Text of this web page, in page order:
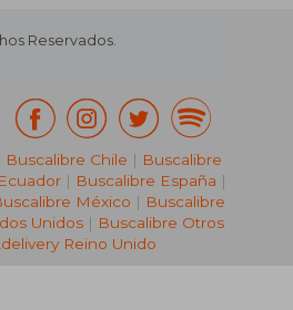
Reservados.
Buscalibre Chile | Buscalibre
| Buscalibre España |
México | Buscalibre
Unidos| Buscalibre Otros
Reino Unido